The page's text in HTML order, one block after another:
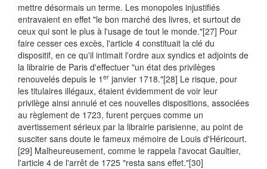
mettre désormais un terme. Les monopoles injustifiés
entravaient en effet "le bon marché des livres, et surtout de
ceux qui sont le plus à l'usage de tout le monde."[27] Pour
faire cesser ces excès, l'article 4 constituait la clé du
dispositif, en ce qu'il intimait l'ordre aux syndics et adjoints de
la librairie de Paris d'effectuer "un état des privilèges
renouvelés depuis le 1 er janvier 1718."[28] Le risque, pour
les titulaires illégaux, étaient évidemment de voir leur
privilège ainsi annulé et ces nouvelles dispositions, associées
au règlement de 1723, furent perçues comme un
avertissement sérieux par la librairie parisienne, au point de
susciter sans doute le fameux mémoire de Louis d'Héricourt.
[29] Malheureusement, comme le rappela l'avocat Gaultier,
l'article 4 de l'arrêt de 1725 "resta sans effet."[30]